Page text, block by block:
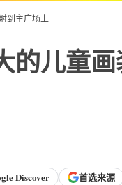
到主广场上
的儿童
Discover 首选来源